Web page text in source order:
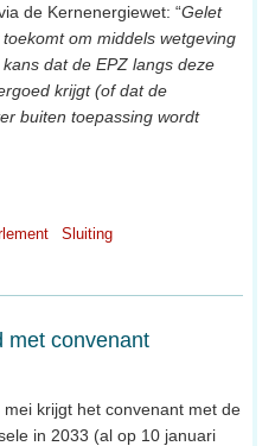
de Kernenergiewet: “Gelet
om middels wetgeving
dat de EPZ langs deze
krijgt (of dat de
buiten toepassing wordt
Sluiting
met convenant
krijgt het convenant met de
in 2033 (al op 10 januari